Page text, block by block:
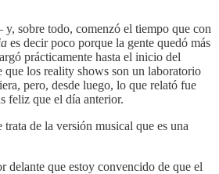
sobre todo, comenzó el tiempo que con
es decir poco porque la gente quedó más
prácticamente hasta el inicio del
los reality shows son un laboratorio
pero, desde luego, lo que relató fue
feliz que el día anterior.
trata de la versión musical que es una
delante que estoy convencido de que el